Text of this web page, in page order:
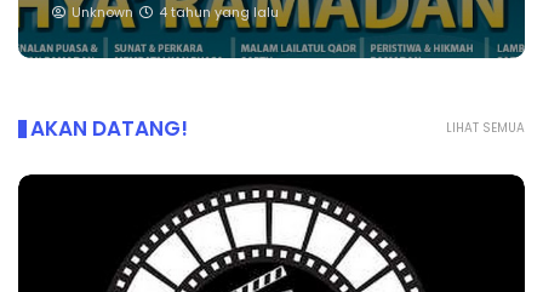
Unknown 4 tahun yang lalu
LIHAT SEMUA
AKAN DATANG!